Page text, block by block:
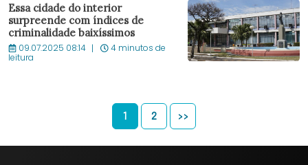
Essa cidade do interior
surpreende com índices de
criminalidade baixíssimos
09.07.2025 08:14 4 minutos de
leitura
1 2 >>